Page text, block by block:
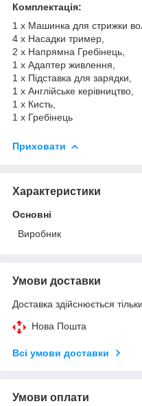
Комплектація:
1 x Машинка для стрижки
4 x Насадки тример,
2 x Напрямна Гребінець,
1 x Адаптер живлення,
1 x Підставка для зарядки,
1 x Англійське керівництво,
1 x Кисть,
1 x Гребінець
Приховати
Характеристики
Основні
Виробник
Умови доставки
Доставка здійснюється
Нова Пошта
Всі умови доставки
Умови оплати